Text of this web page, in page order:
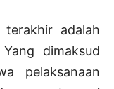
adalah
dimaksud
pelaksanaan